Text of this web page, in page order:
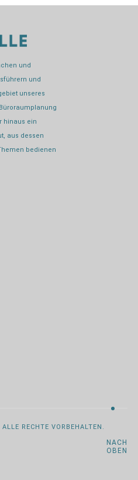
und
und
unseres
hinaus ein
aus dessen
bedienen
RECHTE VORBEHALTEN.
NACH
OBEN